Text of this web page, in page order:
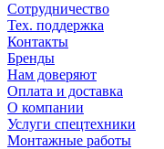
Сотрудничество
Тех. поддержка
Контакты
Бренды
Нам доверяют
Оплата и доставка
О компании
Услуги спецтехники
Монтажные работы